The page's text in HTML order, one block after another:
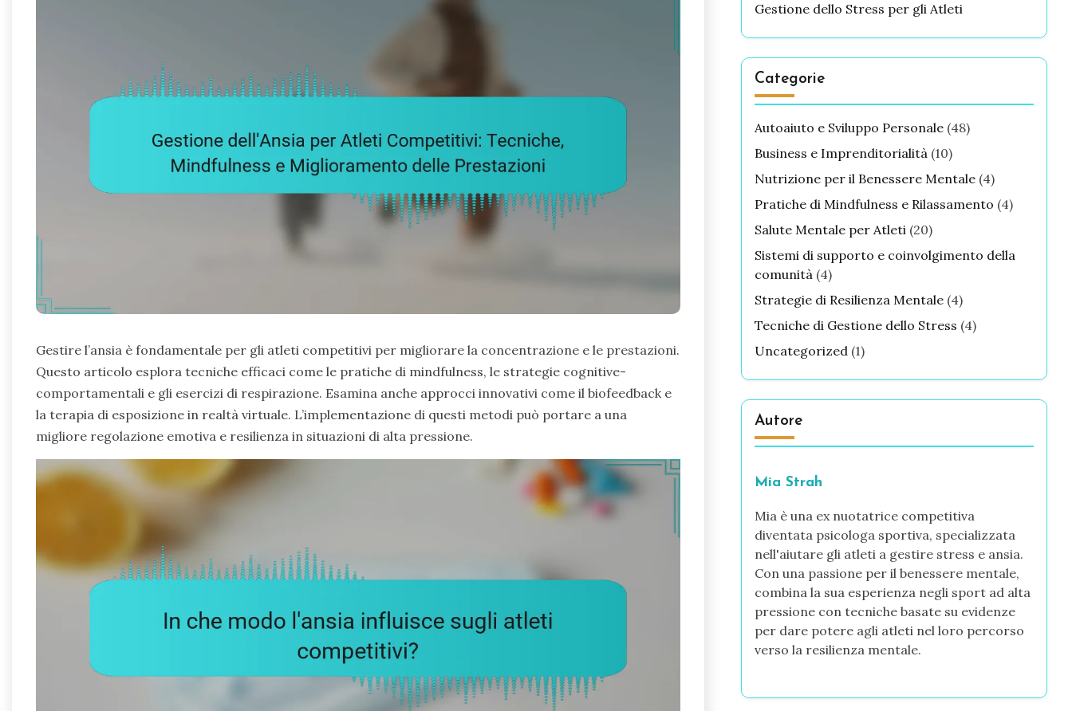
Gestire l’ansia è fondamentale per gli atleti competitivi per migliorare la concentrazione e le prestazioni.
Questo articolo esplora tecniche efficaci come le pratiche di mindfulness, le strategie cognitive-
comportamentali e gli esercizi di respirazione. Esamina anche approcci innovativi come il biofeedback e
la terapia di esposizione in realtà virtuale. L’implementazione di questi metodi può portare a una
migliore regolazione emotiva e resilienza in situazioni di alta pressione.
Gestione dello Stress per gli Atleti
Categorie
Autoaiuto e Sviluppo Personale(48)
Business e Imprenditorialità(10)
Nutrizione per il Benessere Mentale(4)
Pratiche di Mindfulness e Rilassamento (4)
Salute Mentale per Atleti(20)
Sistemi di supporto e coinvolgimento della
comunità(4)
Strategie di Resilienza Mentale(4)
Tecniche di Gestione dello Stress (4)
Uncategorized(1)
Autore
Mia Strah
Mia è una ex nuotatrice competitiva
diventata psicologa sportiva, specializzata
nell'aiutare gli atleti a gestire stress e ansia.
Con una passione per il benessere mentale,
combina la sua esperienza negli sport ad alta
pressione con tecniche basate su evidenze
per dare potere agli atleti nel loro percorso
verso la resilienza mentale.